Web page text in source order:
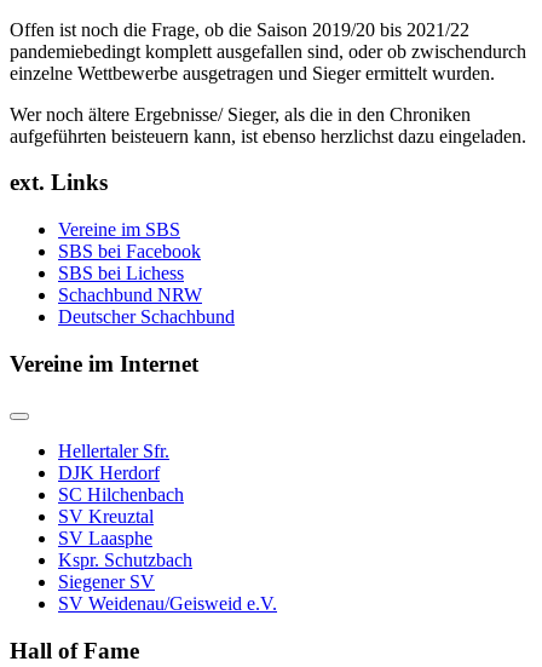
Offen ist noch die Frage, ob die Saison 2019/20 bis 2021/22
pandemiebedingt komplett ausgefallen sind, oder ob zwischendurch
einzelne Wettbewerbe ausgetragen und Sieger ermittelt wurden.
Wer noch ältere Ergebnisse/ Sieger, als die in den Chroniken
aufgeführten beisteuern kann, ist ebenso herzlichst dazu eingeladen.
ext. Links
Vereine im SBS
SBS bei Facebook
SBS bei Lichess
Schachbund NRW
Deutscher Schachbund
Vereine im Internet
Hellertaler Sfr.
DJK Herdorf
SC Hilchenbach
SV Kreuztal
SV Laasphe
Kspr. Schutzbach
Siegener SV
SV Weidenau/Geisweid e.V.
Hall of Fame